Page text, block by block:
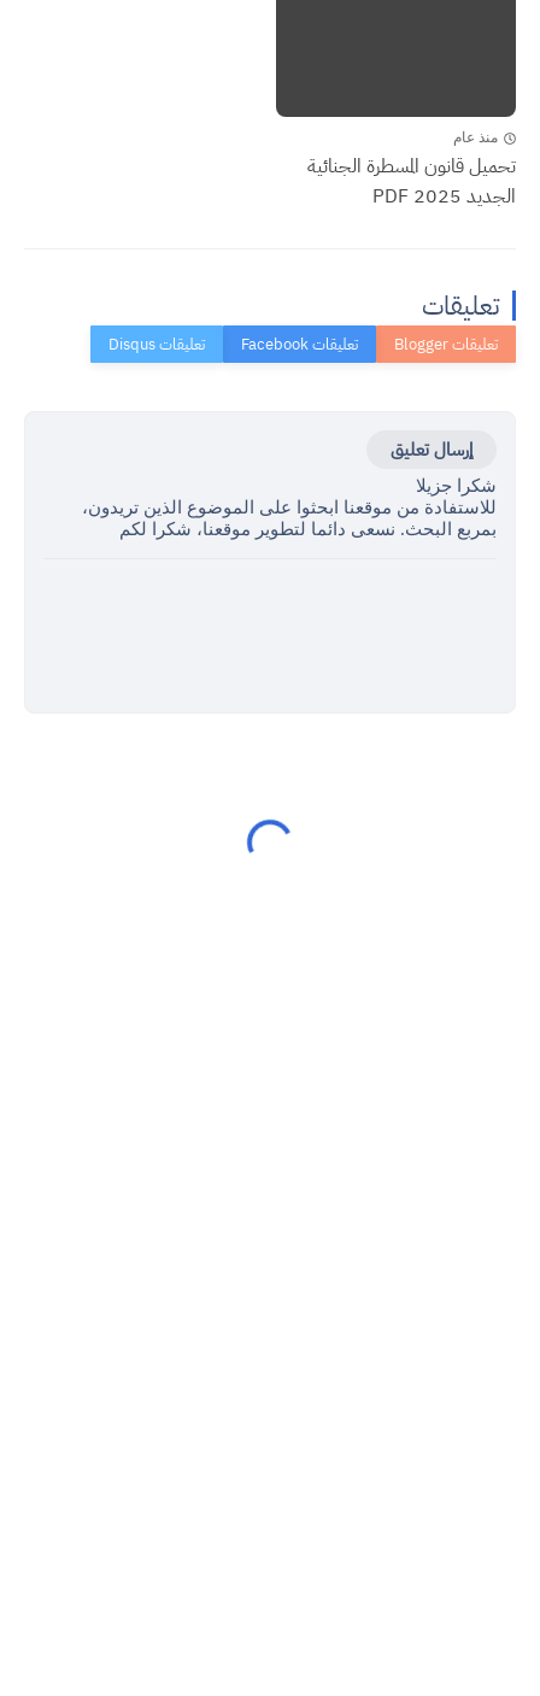
منذ عام
تحميل قانون المسطرة الجنائية
الجديد 2025 PDF
تعليقات
إرسال تعليق
شكرا جزيلا
للاستفادة من موقعنا ابحثوا على الموضوع الذين تريدون،
بمربع البحث. نسعى دائما لتطوير موقعنا، شكرا لكم